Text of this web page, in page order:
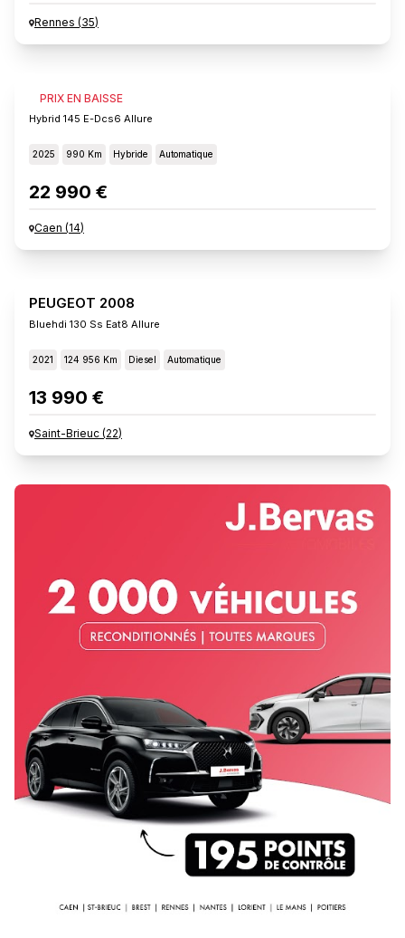
Rennes (35)
PRIX EN BAISSE
PEUGEOT 2008
Hybrid 145 E-Dcs6 Allure
2025 990 Km Hybride Automatique
22 990 €
Caen (14)
PEUGEOT 2008
Bluehdi 130 Ss Eat8 Allure
2021 124 956 Km Diesel Automatique
13 990 €
Saint-Brieuc (22)